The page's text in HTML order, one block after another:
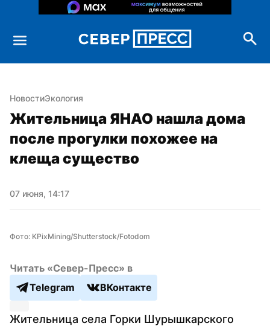
НовостиЭкология
Жительница ЯНАО нашла дома
после прогулки похожее на
клеща существо
07 июня, 14:17
Фото: KPixMining/Shutterstock/Fotodom
Читать «Север-Пресс» в
Telegram
ВКонтакте
Жительница села Горки Шурышкарского